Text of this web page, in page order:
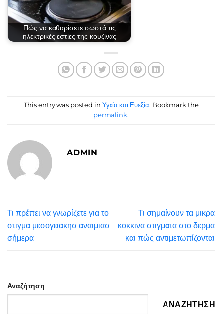
Πώς να καθαρίσετε σωστά τις
ηλεκτρικές εστίες της κουζίνας
This entry was posted in Υγεία και Ευεξία. Bookmark the
permalink.
ADMIN
Τι πρέπει να γνωρίζετε για το
στιγμα μεσογειακησ αναιμιασ
σήμερα
Τι σημαίνουν τα μικρα
κοκκινα στιγματα στο δερμα
και πώς αντιμετωπίζονται
Αναζήτηση
ΑΝΑΖΉΤΗΣΗ